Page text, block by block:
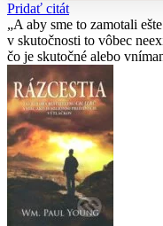
Pridať citát
A aby sme to zamotali
v skutočnosti to vôbec
čo je skutočné alebo